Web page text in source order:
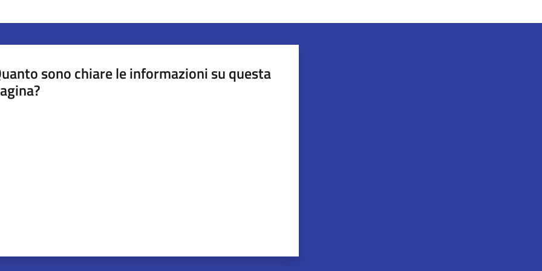
sono chiare le informazioni su questa